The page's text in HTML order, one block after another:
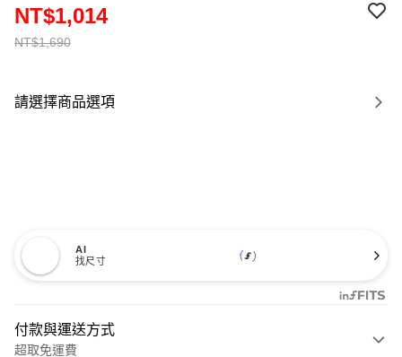
NT$1,690
NT$1,014
請選擇商品選項
AI
找尺寸
付款與運送方式
超取免運費